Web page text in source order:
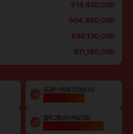
914,430,000
904,490,000
898,130,000
811,180,000
궁금한 사항을 모았습니다
텔레그램 공지 채널 입장